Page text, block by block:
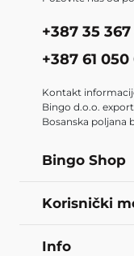
+387 35
+387 61 050
Kontakt
Bingo d.o.o.
Bosanska poljana
Bingo Shop
Korisnički
Info